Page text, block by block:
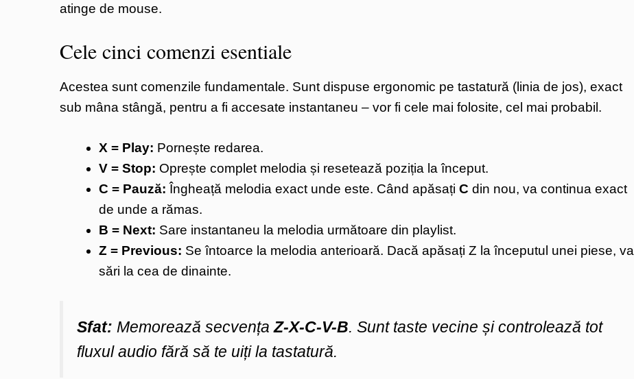
atinge de mouse.
Cele cinci comenzi esentiale
Acestea sunt comenzile fundamentale. Sunt dispuse ergonomic pe tastatură (linia de jos), exact
sub mâna stângă, pentru a fi accesate instantaneu – vor fi cele mai folosite, cel mai probabil.
X = Play: Pornește redarea.
V = Stop: Oprește complet melodia și resetează poziția la început.
C = Pauză: Îngheață melodia exact unde este. Când apăsați C din nou, va continua exact
de unde a rămas.
B = Next: Sare instantaneu la melodia următoare din playlist.
Z = Previous: Se întoarce la melodia anterioară. Dacă apăsați Z la începutul unei piese, va
sări la cea de dinainte.
Sfat: Memorează secvențaZ-X-C-V-B. Sunt taste vecine și controlează tot
fluxul audio fără să te uiți la tastatură.